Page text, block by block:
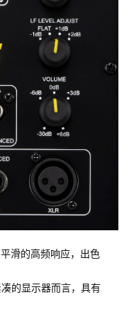
滑的高频响应，出色
的显示器而言，具有